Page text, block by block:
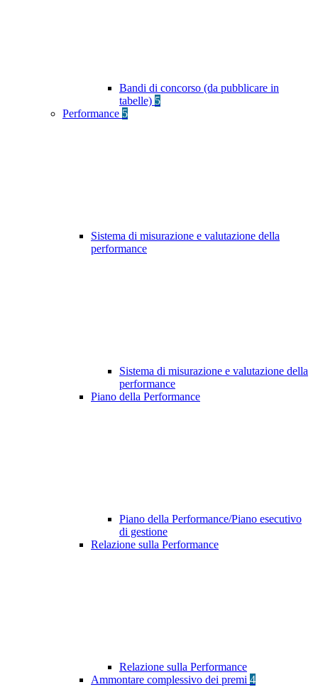
Bandi di concorso (da pubblicare in
tabelle) 5
Performance 5
Sistema di misurazione e valutazione della
performance
Sistema di misurazione e valutazione della
performance
Piano della Performance
Piano della Performance/Piano esecutivo
di gestione
Relazione sulla Performance
Relazione sulla Performance
Ammontare complessivo dei premi 4